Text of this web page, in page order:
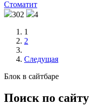
Стоматит
302
4
1
2
Следущая
Блок в сайтбаре
Поиск по сайту